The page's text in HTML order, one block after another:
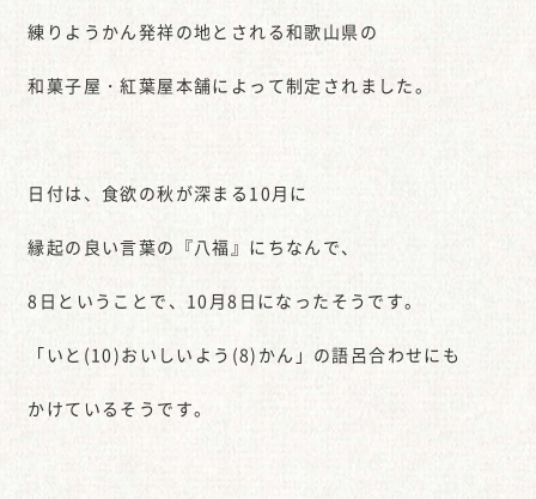
練りようかん発祥の地とされる和歌山県の
和菓子屋・紅葉屋本舗によって制定されました。
日付は、食欲の秋が深まる10月に
縁起の良い言葉の『八福』にちなんで、
8日ということで、10月8日になったそうです。
「いと(10)おいしいよう(8)かん」の語呂合わせにも
かけているそうです。